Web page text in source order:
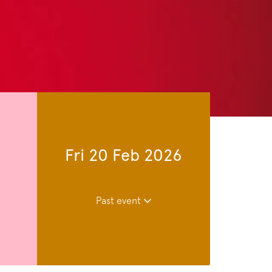
Fri 20 Feb 2026
Past event